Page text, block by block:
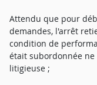
Attendu que pour
demandes, l'arrêt
condition de
était subordonnée
litigieuse ;